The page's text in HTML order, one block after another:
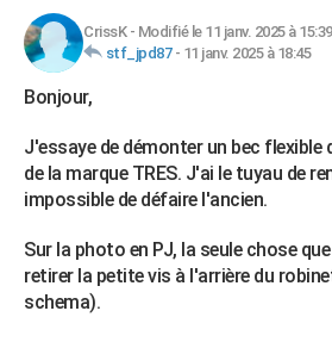
Retraite
Impôts
Epargne
Immobilier
Risques naturels par ville
Banque
Assurance
Crédit
AUTO
Essais
Réserver un essai
Citadines
Berlines
SUV
Forum auto
HIGH-TECH
Forum
Aménagement intérieur
Extérieur
Cuisine
Salle de bains
Jardinage
Rangement
WEEK-END
Art de vivre
Bien-être
Loisirs
Mode
Modes de vie
SANTE
Alimentation
Guide de la santé
Médicaments
CrissK- Modifié le 11 janv. 2025 à 15:39
stf_jpd87- 11 janv. 2025 à 18:45
Bonjour,
J'essaye de démonter un bec flexible
de la marque TRES. J'ai le tuyau de
impossible de défaire l'ancien.
Sur la photo en PJ, la seule chose
retirer la petite vis à l'arrière du
schema).